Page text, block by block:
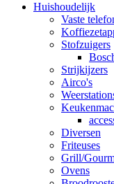
Huishoudelijk
Vaste
Stofzuigers
Strijkijzers
Airco's
Diversen
Friteuses
Grill/
Ovens